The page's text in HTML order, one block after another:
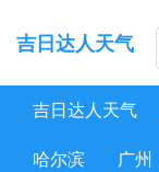
吉日达人天气
吉日达人天气
哈尔滨 广州